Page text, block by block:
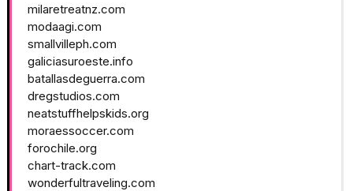
milaretreatnz.com
modaagi.com
smallvilleph.com
galiciasuroeste.info
batallasdeguerra.com
dregstudios.com
neatstuffhelpskids.org
moraessoccer.com
forochile.org
chart-track.com
wonderfultraveling.com